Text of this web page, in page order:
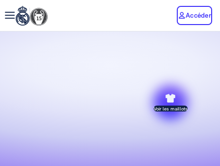
Accéder
Voir les maillots